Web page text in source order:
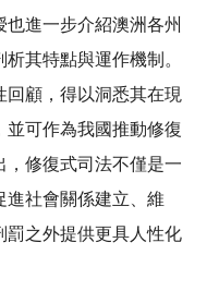
進一步介紹澳洲各州
其特點與運作機制。
顧，得以洞悉其在現
可作為我國推動修復
，修復式司法不僅是一
進社會關係建立、維
罰之外提供更具人性化